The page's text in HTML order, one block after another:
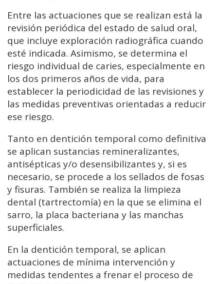
Entre las actuaciones que se realizan está la
revisión periódica del estado de salud oral,
que incluye exploración radiográfica cuando
esté indicada. Asimismo, se determina el
riesgo individual de caries, especialmente en
los dos primeros años de vida, para
establecer la periodicidad de las revisiones y
las medidas preventivas orientadas a reducir
ese riesgo.
Tanto en dentición temporal como definitiva
se aplican sustancias remineralizantes,
antisépticas y/o desensibilizantes y, si es
necesario, se procede a los sellados de fosas
y fisuras. También se realiza la limpieza
dental (tartrectomía) en la que se elimina el
sarro, la placa bacteriana y las manchas
superficiales.
En la dentición temporal, se aplican
actuaciones de mínima intervención y
medidas tendentes a frenar el proceso de